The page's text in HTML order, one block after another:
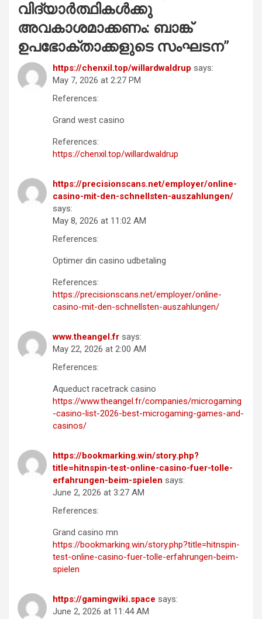
വിദ്യാർത്ഥികൾക്കു
അവകാശമാക്കണം: ബാങ്ക്
ഉപഭോക്താക്കളുടെ സംഘടന”
https://chenxil.top/willardwaldrup says:
May 7, 2026 at 2:27 PM
References:
Grand west casino
References:
https://chenxil.top/willardwaldrup
https://precisionscans.net/employer/online-
casino-mit-den-schnellsten-auszahlungen/
says:
May 8, 2026 at 11:02 AM
References:
Optimer din casino udbetaling
References:
https://precisionscans.net/employer/online-
casino-mit-den-schnellsten-auszahlungen/
www.theangel.fr says:
May 22, 2026 at 2:00 AM
References:
Aqueduct racetrack casino
https://www.theangel.fr/companies/microgaming
-casino-list-2026-best-microgaming-games-and-
casinos/
https://bookmarking.win/story.php?
title=hitnspin-test-online-casino-fuer-tolle-
erfahrungen-beim-spielen says:
June 2, 2026 at 3:27 AM
References:
Grand casino mn
https://bookmarking.win/story.php?title=hitnspin-
test-online-casino-fuer-tolle-erfahrungen-beim-
spielen
https://gamingwiki.space says:
June 2, 2026 at 11:44 AM